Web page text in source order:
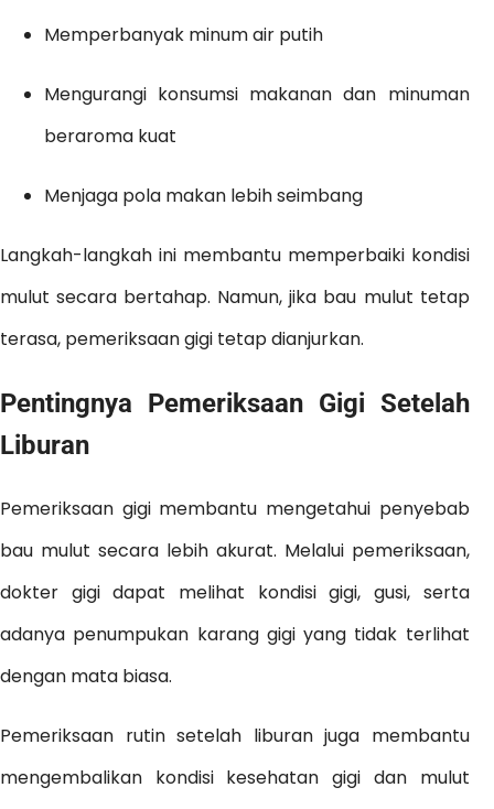
Memperbanyak minum air putih
Mengurangi konsumsi makanan dan minuman
beraroma kuat
Menjaga pola makan lebih seimbang
Langkah-langkah ini membantu memperbaiki kondisi
mulut secara bertahap. Namun, jika bau mulut tetap
terasa, pemeriksaan gigi tetap dianjurkan.
Pentingnya Pemeriksaan Gigi Setelah
Liburan
Pemeriksaan gigi membantu mengetahui penyebab
bau mulut secara lebih akurat. Melalui pemeriksaan,
dokter gigi dapat melihat kondisi gigi, gusi, serta
adanya penumpukan karang gigi yang tidak terlihat
dengan mata biasa.
Pemeriksaan rutin setelah liburan juga membantu
mengembalikan kondisi kesehatan gigi dan mulut